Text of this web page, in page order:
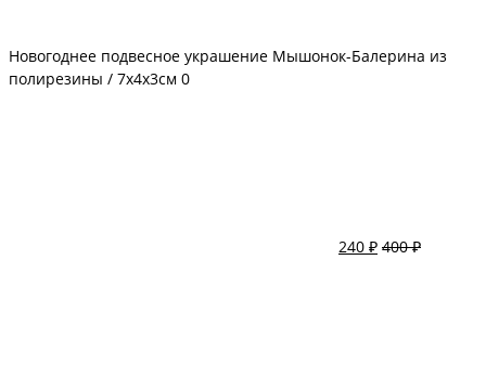
Новогоднее подвесное украшение Мышонок-Балерина из
полирезины / 7x4x3см 0
240 ₽ 400 ₽